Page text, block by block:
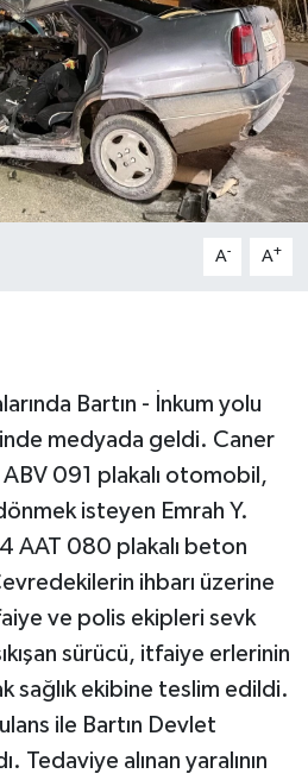
A- A+
Bartın - İnkum yolu
medyada geldi. Caner
091 plakalı otomobil,
isteyen Emrah Y.
AAT 080 plakalı beton
ihbarı üzerine
ve polis ekipleri sevk
sürücü, itfaiye erlerinin
sağlık ekibine teslim edildi.
ile Bartın Devlet
Tedaviye alınan yaralının